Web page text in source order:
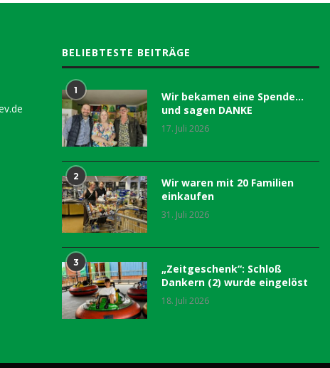
BELIEBTESTE BEITRÄGE
1
Wir bekamen eine Spende…
und sagen DANKE
17. Juli 2026
2
Wir waren mit 20 Familien
einkaufen
31. Juli 2026
3
„Zeitgeschenk“: Schloß
Dankern (2) wurde eingelöst
18. Juli 2026